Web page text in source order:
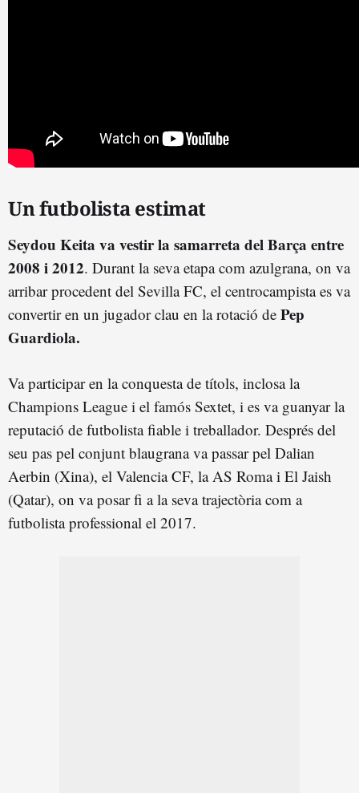
Un futbolista estimat
Seydou Keita va vestir la samarreta del Barça entre
2008 i 2012. Durant la seva etapa com azulgrana, on va
arribar procedent del Sevilla FC, el centrocampista es va
convertir en un jugador clau en la rotació de Pep
Guardiola.
Va participar en la conquesta de títols, inclosa la
Champions League i el famós Sextet, i es va guanyar la
reputació de futbolista fiable i treballador. Després del
seu pas pel conjunt blaugrana va passar pel Dalian
Aerbin (Xina), el Valencia CF, la AS Roma i El Jaish
(Qatar), on va posar fi a la seva trajectòria com a
futbolista professional el 2017.